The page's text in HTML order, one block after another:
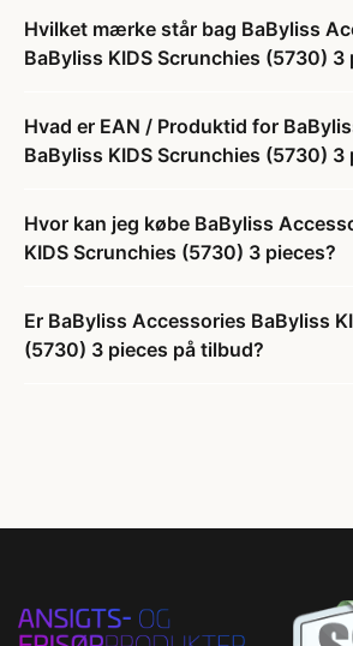
Hvilket mærke står bag BaByliss
BaByliss KIDS Scrunchies (5730) 3
Hvad er EAN / Produktid for
BaByliss KIDS Scrunchies (5730) 3
Hvor kan jeg købe BaByliss
KIDS Scrunchies (5730) 3 pieces?
Er BaByliss Accessories BaByliss
(5730) 3 pieces på tilbud?